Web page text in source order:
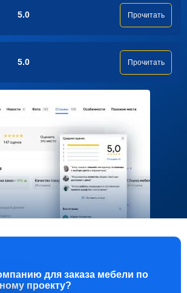
5.0 Прочитать
5.0 Прочитать
для заказа мебели по
проекту?